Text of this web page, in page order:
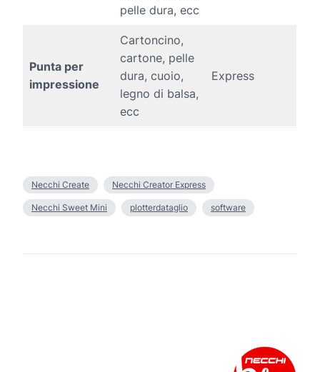
pelle dura, ecc
Punta per
impressione
Cartoncino,
cartone, pelle
dura, cuoio,
legno di balsa,
ecc
Express
Necchi Create Necchi Creator Express
Necchi Sweet Mini plotterdataglio software